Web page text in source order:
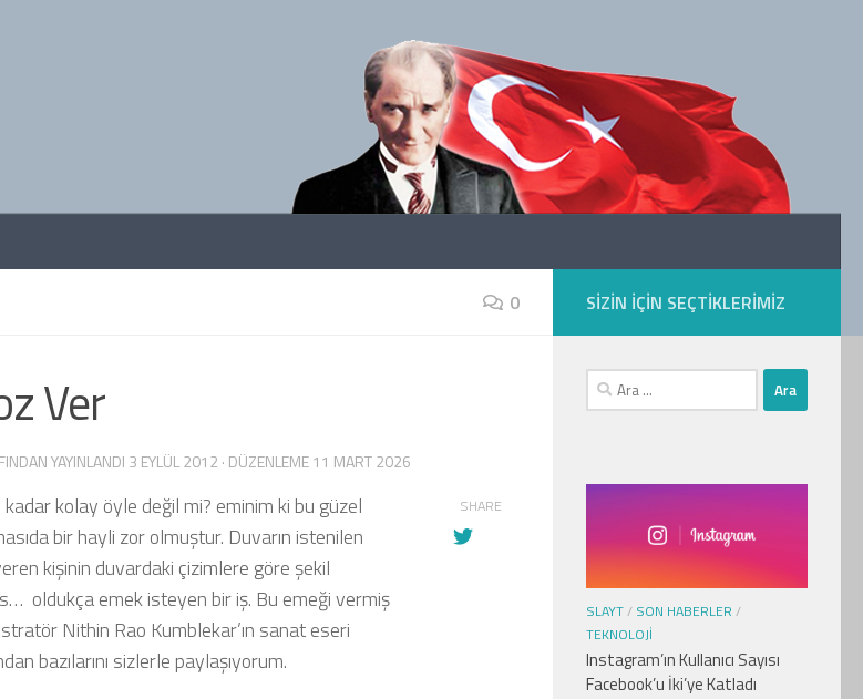
0
Ver
YAYINLANDI 3 EYLÜL 2012 · DÜZENLEME11 MART 2026
kolay öyle değil mi? eminim ki bu güzel
bir hayli zor olmuştur. Duvarın istenilen
kişinin duvardaki çizimlere göre şekil
oldukça emek isteyen bir iş. Bu emeği vermiş
Nithin Rao Kumblekar’ın sanat eseri
bazılarını sizlerle paylaşıyorum.
SHARE
SIZIN IÇIN SEÇTIKLERIMIZ
Arama:
SLAYT/ SON HABERLER /
TEKNOLOJI
Instagram’ın Kullanıcı Sayısı
Facebook’u İki’ye Katladı